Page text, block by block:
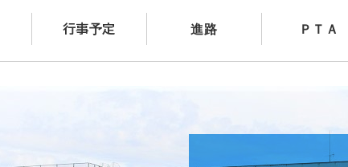
行事予定 進路 ＰＴＡ